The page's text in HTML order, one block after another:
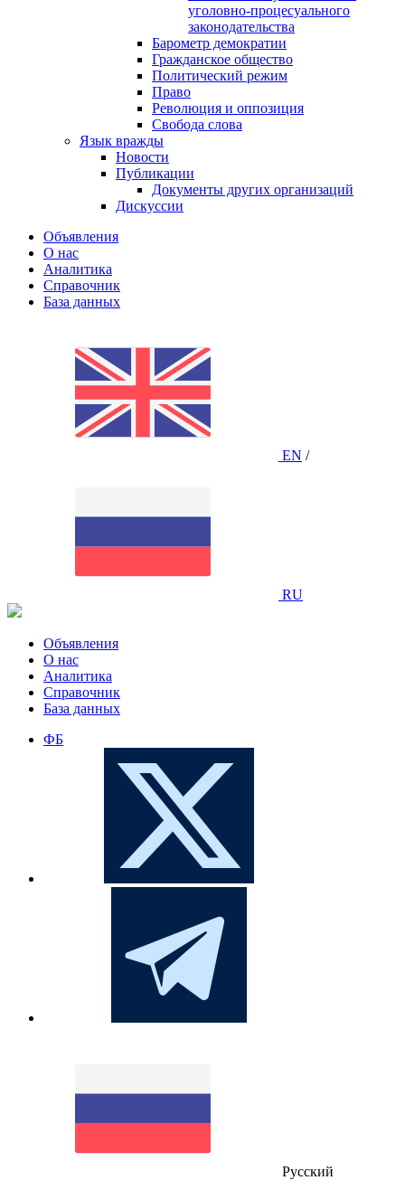
уголовно-процесуального
законодательства
Барометр демократии
Гражданское общество
Политический режим
Право
Революция и оппозиция
Свобода слова
Язык вражды
Новости
Публикации
Документы других организаций
Дискуссии
Объявления
О нас
Аналитика
Справочник
База данных
EN /
RU
Объявления
О нас
Аналитика
Справочник
База данных
ФБ
Русский